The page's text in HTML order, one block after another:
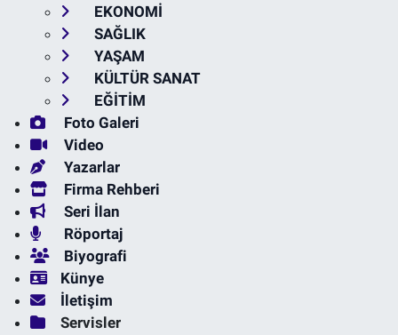
EKONOMİ
SAĞLIK
YAŞAM
KÜLTÜR SANAT
EĞİTİM
Foto Galeri
Video
Yazarlar
Firma Rehberi
Seri İlan
Röportaj
Biyografi
Künye
İletişim
Servisler